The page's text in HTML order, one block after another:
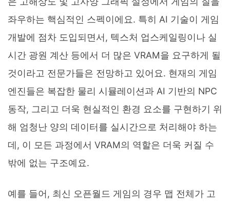
좌우하는 핵심적인 스펙이에요. 특히 AI 기술이 게임
개발에 점차 도입되면서, 텍스처 업스케일링이나 실
시간 광원 계산 등에서 더 많은 VRAM을 요구하게 될
것이라고 전문가들은 전망하고 있어요. 현재의 게임
엔진들은 복잡한 물리 시뮬레이션과 AI 기반의 NPC
동작, 그리고 더욱 현실적인 환경 요소를 구현하기 위
해 엄청난 양의 데이터를 실시간으로 처리해야 하는
데, 이 모든 과정에서 VRAM의 역할은 더욱 커질 수
밖에 없는 구조예요.
예를 들어, 최신 오픈월드 게임의 경우 맵 전체가 고